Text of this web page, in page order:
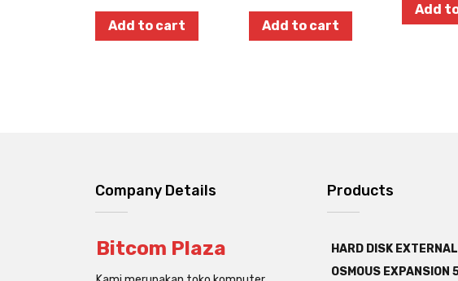
Add to cart Add to cart
Add
Company Details
Bitcom Plaza
Products
HARD DISK EXTERNAL
OSMOUS EXPANSION